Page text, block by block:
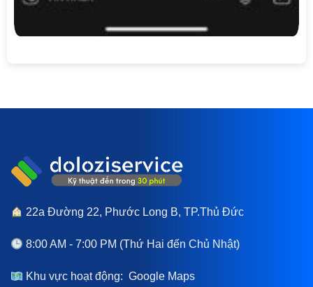
22a Đường 22, Phước Long B, TP.Thủ Đức
8:00 AM - 7:00 PM (Thứ Hai đến Chủ Nhật)
Khu vực hoạt động:Google Maps